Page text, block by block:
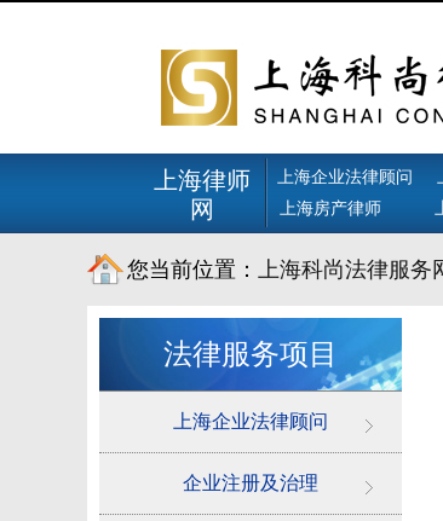
上海律师
网
上海企业法律顾问
上海房产律师
您当前位置： 上海科尚法律服务
法律服务项目
上海企业法律顾问
企业注册及治理